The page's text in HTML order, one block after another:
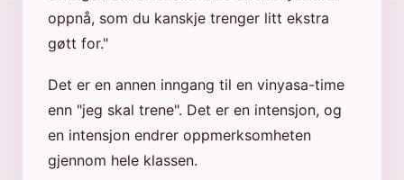
oppnå, som du kanskje trenger litt ekstra
gøtt for."
Det er en annen inngang til en vinyasa-time
enn "jeg skal trene". Det er en intensjon, og
en intensjon endrer oppmerksomheten
gjennom hele klassen.